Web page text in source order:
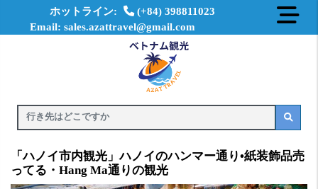
ホットライン:
(+84) 398811023
Email: sales.azattravel@gmail.com
「ハノイ市内観光」ハノイのハンマー通り•紙装飾品売
ってる・Hang Ma通りの観光